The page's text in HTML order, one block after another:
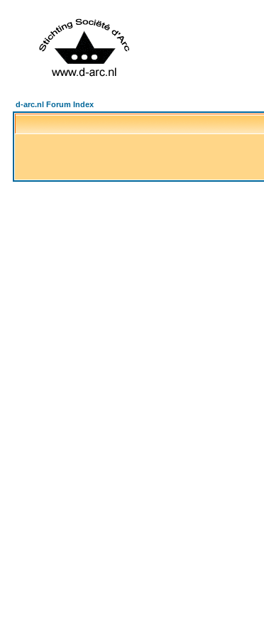
d-arc.nl Forum Index